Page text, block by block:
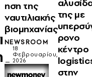
ηση της
ναυτιλιακής
βιομηχανίας
NEWSROOM
18
Φεβρουαρίου,
2026
της με
ρονο
κέντρο
στην